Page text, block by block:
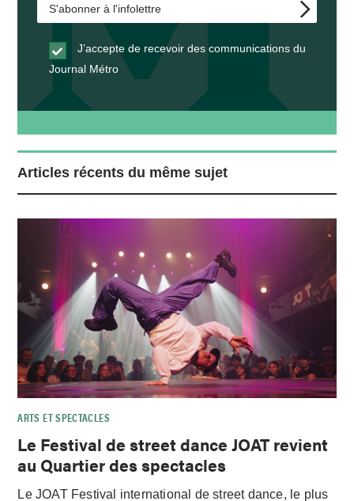
J’accepte de recevoir des communications du
Journal Métro
Articles récents du même sujet
ARTS ET SPECTACLES
Le Festival de street dance JOAT revient
au Quartier des spectacles
Le JOAT Festival international de street dance, le plus